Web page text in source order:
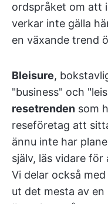
ordspråket om att
verkar inte gälla
en växande trend
Bleisure,
"business" och
resetrenden som
reseföretag att
ännu inte har
själv, läs vidare
Vi delar också
ut det mesta av